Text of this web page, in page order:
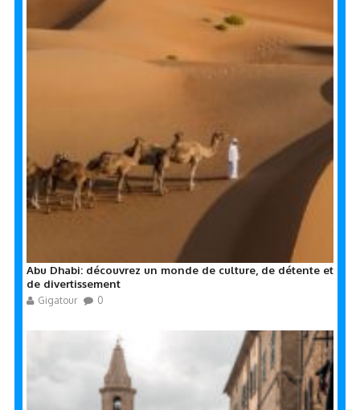
Abu Dhabi: découvrez un monde de culture, de détente et
de divertissement
Gigatour 0